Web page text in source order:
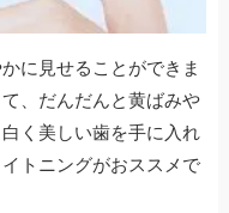
に見せることができま
、だんだんと黄ばみや
く美しい歯を手に入れ
トニングがおススメで